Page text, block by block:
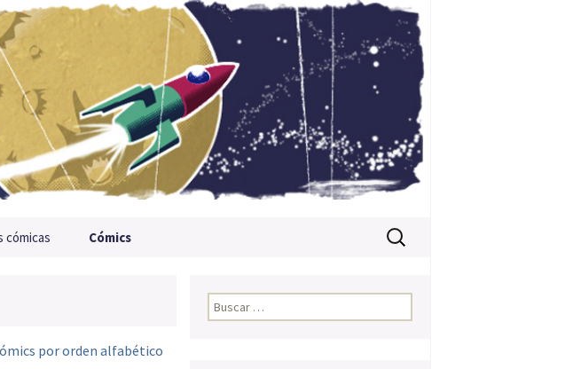
cómicas Cómics Buscar:
por orden alfabético
Buscar: